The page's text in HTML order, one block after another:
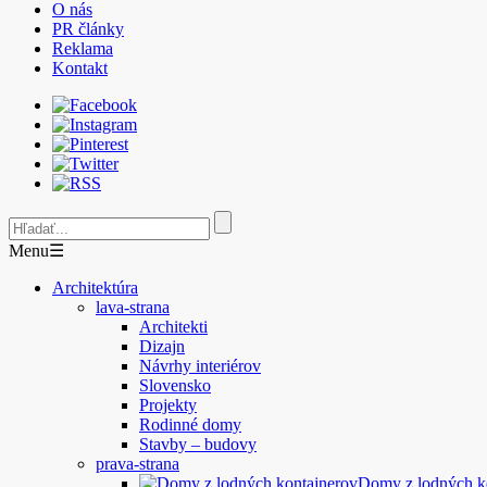
O nás
PR články
Reklama
Kontakt
Menu☰
Architektúra
lava-strana
Architekti
Dizajn
Návrhy interiérov
Slovensko
Projekty
Rodinné domy
Stavby – budovy
prava-strana